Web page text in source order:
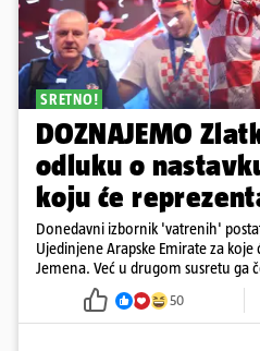
SRETNO!
DOZNAJEMO
odluku o
koju će
Donedavni izbornik 'vatrenih'
Ujedinjene Arapske Emirate za
Jemena. Već u drugom susretu ga
50